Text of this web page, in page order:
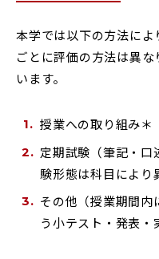
受験生の方へ
卒業生の方へ
よくある質問
お問い合わせ
本学では以下の方法によ
ごとに評価の方法は異
います。
授業への取り組み＊
定期試験（筆記・口
験形態は科目により
その他（授業期間内
う小テスト・発表・